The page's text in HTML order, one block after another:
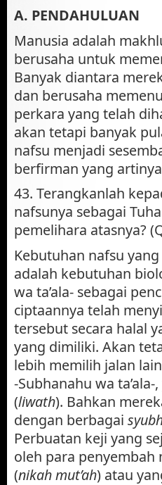
A. PENDAHULUAN
Manusia adalah
berusaha untuk
Banyak diantara
dan berusaha
perkara yang telah
akan tetapi banyak
nafsu menjadi
berfirman yang
43. Terangkanlah
nafsunya sebagai
pemelihara atasnya?
Kebutuhan nafsu
adalah kebutuhan
wa ta’ala- sebagai
ciptaannya telah
tersebut secara halal
yang dimiliki. Akan
lebih memilih jalan
-Subhanahu wa
(liwath). Bahkan
dengan berbagai
Perbuatan keji yang
oleh para penyembah
(nikah mut’ah) atau